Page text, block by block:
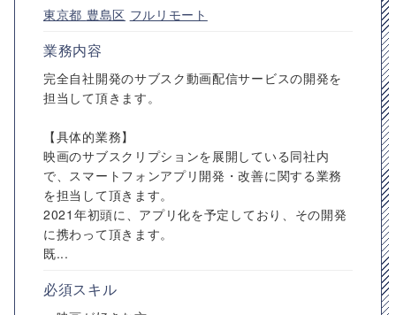
東京都 豊島区 フルリモート
業務内容
完全自社開発のサブスク動画配信サービスの開発を
担当して頂きます。
【具体的業務】
映画のサブスクリプションを展開している同社内
で、スマートフォンアプリ開発・改善に関する業務
を担当して頂きます。
2021年初頭に、アプリ化を予定しており、その開発
に携わって頂きます。
既...
必須スキル